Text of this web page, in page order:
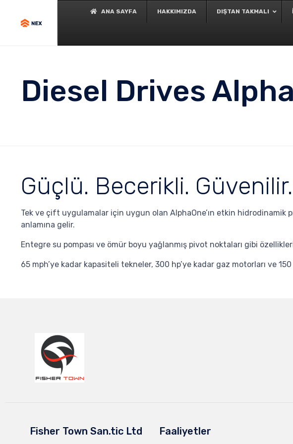
ANA SAYFA HAKKIMIZDA DIŞTAN TAKMALI
Diesel Drives
Güçlü. Becerikli. Güvenilir.
Tek ve çift uygulamalar için uygun olan AlphaOne’ın etkin
anlamına gelir.
Entegre su pompası ve ömür boyu yağlanmış pivot noktaları gibi
65 mph’ye kadar kapasiteli tekneler, 300 hp’ye kadar gaz motorları ve
Fisher Town San.tic Ltd
Faaliyetler